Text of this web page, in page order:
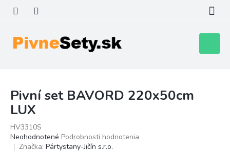
obsah
košík
Pivní set BAVORD 220x50cm
LUX
HV3310S
Priemerné
hodnotenie
Neohodnotené Podrobnosti hodnotenia
Značka: Pártystany-Jičín s.r.o.